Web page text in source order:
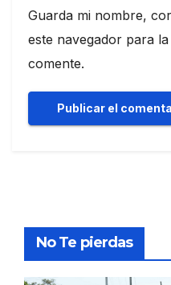
Guarda mi nombre,
este navegador para
comente.
No Te pierdas